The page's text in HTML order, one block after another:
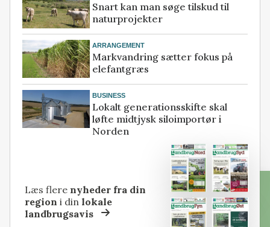
Snart kan man søge tilskud til
naturprojekter
ARRANGEMENT
Markvandring sætter fokus på
elefantgræs
BUSINESS
Lokalt generationsskifte skal
løfte midtjysk siloimportør i
Norden
Læs flere nyheder fra din
region i dinlokale
landbrugsavis